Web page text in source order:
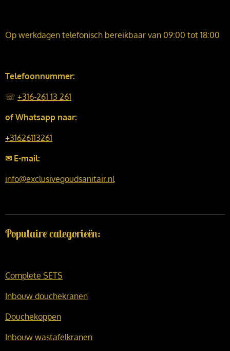
Op werkdagen telefonisch bereikbaar van 09:00 tot 18:00
Telefoonnummer:
☏ +316-261 13 261
of Whatsapp naar:
+31626113261
✉ E-mail:
info@exclusivegoudsanitair.nl
Populaire categorieën:
Complete SETS
Inbouw douchekranen
Douchekoppen
Inbouw wastafelkranen